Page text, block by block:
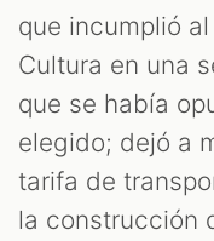
que incumplió
Cultura en una
que se había
elegido; dejó a
tarifa de
la construcción